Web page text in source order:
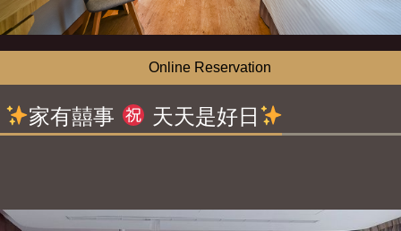
Online Reservation
家有囍事 天天是好日